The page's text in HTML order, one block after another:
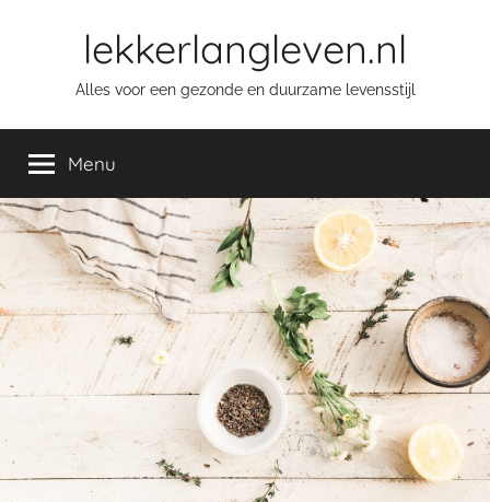
lekkerlangleven.nl
Alles voor een gezonde en duurzame levensstijl
Menu